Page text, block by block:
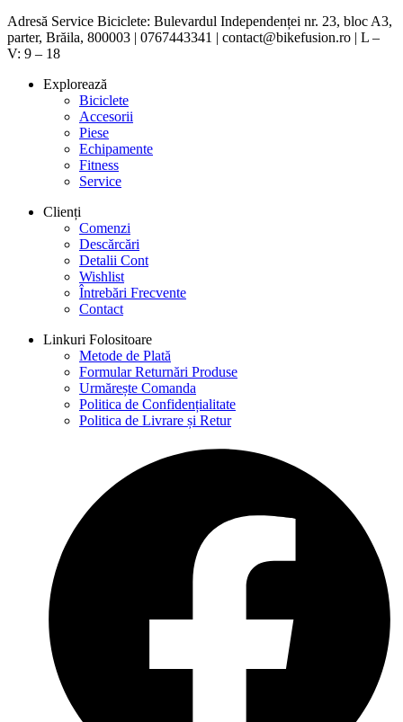
Adresă Service Biciclete: Bulevardul Independenței nr. 23, bloc A3,
parter, Brăila, 800003 | 0767443341 | contact@bikefusion.ro | L –
V: 9 – 18
Explorează
Biciclete
Accesorii
Piese
Echipamente
Fitness
Service
Clienți
Comenzi
Descărcări
Detalii Cont
Wishlist
Întrebări Frecvente
Contact
Linkuri Folositoare
Metode de Plată
Formular Returnări Produse
Urmărește Comanda
Politica de Confidențialitate
Politica de Livrare și Retur